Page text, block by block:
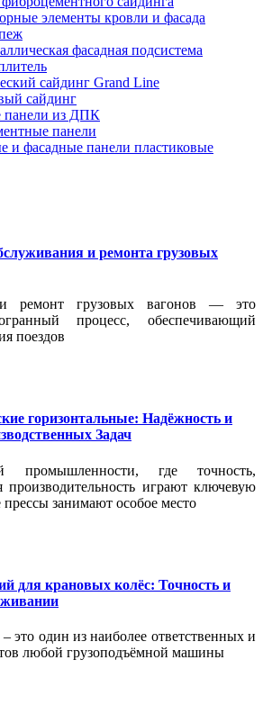
элементы кровли и фасада
фасадная подсистема
сайдинг Grand Line
сайдинг
панели из ДПК
панели
и фасадные панели пластиковые
и ремонта грузовых
ремонт грузовых вагонов — это
процесс, обеспечивающий
поездов
горизонтальные: Надёжность и
Задач
промышленности, где точность,
производительность играют ключевую
прессы занимают особое место
для крановых колёс: Точность и
это один из наиболее ответственных и
любой грузоподъёмной машины